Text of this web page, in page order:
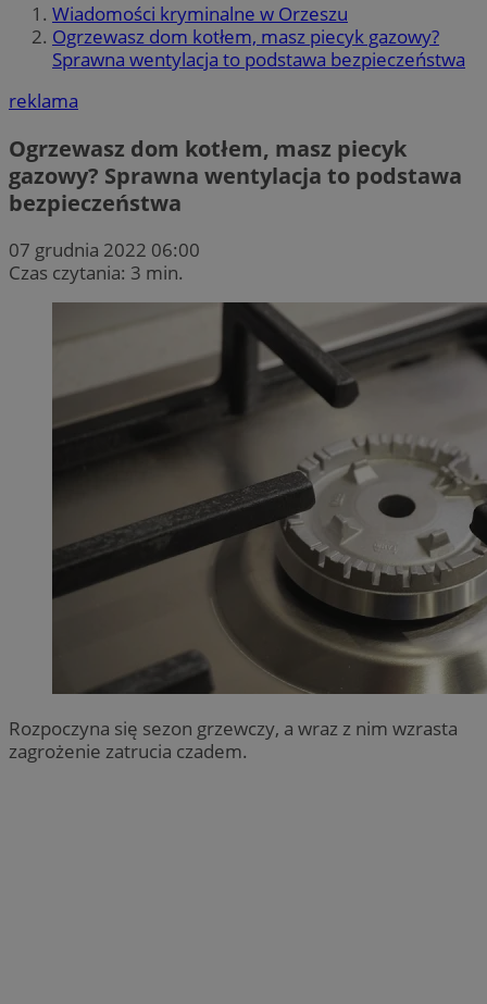
Wiadomości kryminalne w Orzeszu
Ogrzewasz dom kotłem, masz piecyk gazowy?
Sprawna wentylacja to podstawa bezpieczeństwa
reklama
Ogrzewasz dom kotłem, masz piecyk
gazowy? Sprawna wentylacja to podstawa
bezpieczeństwa
07 grudnia 2022 06:00
Czas czytania: 3 min.
Rozpoczyna się sezon grzewczy, a wraz z nim wzrasta
zagrożenie zatrucia czadem.